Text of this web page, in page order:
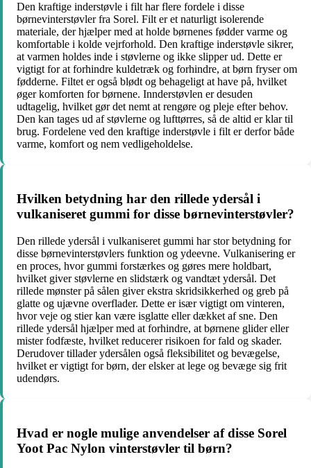
Den kraftige inderstøvle i filt har flere fordele i disse
børnevinterstøvler fra Sorel. Filt er et naturligt isolerende
materiale, der hjælper med at holde børnenes fødder varme og
komfortable i kolde vejrforhold. Den kraftige inderstøvle sikrer,
at varmen holdes inde i støvlerne og ikke slipper ud. Dette er
vigtigt for at forhindre kuldetræk og forhindre, at børn fryser om
fødderne. Filtet er også blødt og behageligt at have på, hvilket
øger komforten for børnene. Innderstøvlen er desuden
udtagelig, hvilket gør det nemt at rengøre og pleje efter behov.
Den kan tages ud af støvlerne og lufttørres, så de altid er klar til
brug. Fordelene ved den kraftige inderstøvle i filt er derfor både
varme, komfort og nem vedligeholdelse.
Hvilken betydning har den rillede ydersål i
vulkaniseret gummi for disse børnevinterstøvler?
Den rillede ydersål i vulkaniseret gummi har stor betydning for
disse børnevinterstøvlers funktion og ydeevne. Vulkanisering er
en proces, hvor gummi forstærkes og gøres mere holdbart,
hvilket giver støvlerne en slidstærk og vandtæt ydersål. Det
rillede mønster på sålen giver ekstra skridsikkerhed og greb på
glatte og ujævne overflader. Dette er især vigtigt om vinteren,
hvor veje og stier kan være isglatte eller dækket af sne. Den
rillede ydersål hjælper med at forhindre, at børnene glider eller
mister fodfæste, hvilket reducerer risikoen for fald og skader.
Derudover tillader ydersålen også fleksibilitet og bevægelse,
hvilket er vigtigt for børn, der elsker at lege og bevæge sig frit
udendørs.
Hvad er nogle mulige anvendelser af disse Sorel
Yoot Pac Nylon vinterstøvler til børn?